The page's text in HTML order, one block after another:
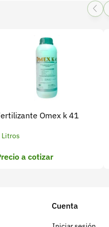
Omex k 41
Litros
a cotizar
Cuenta